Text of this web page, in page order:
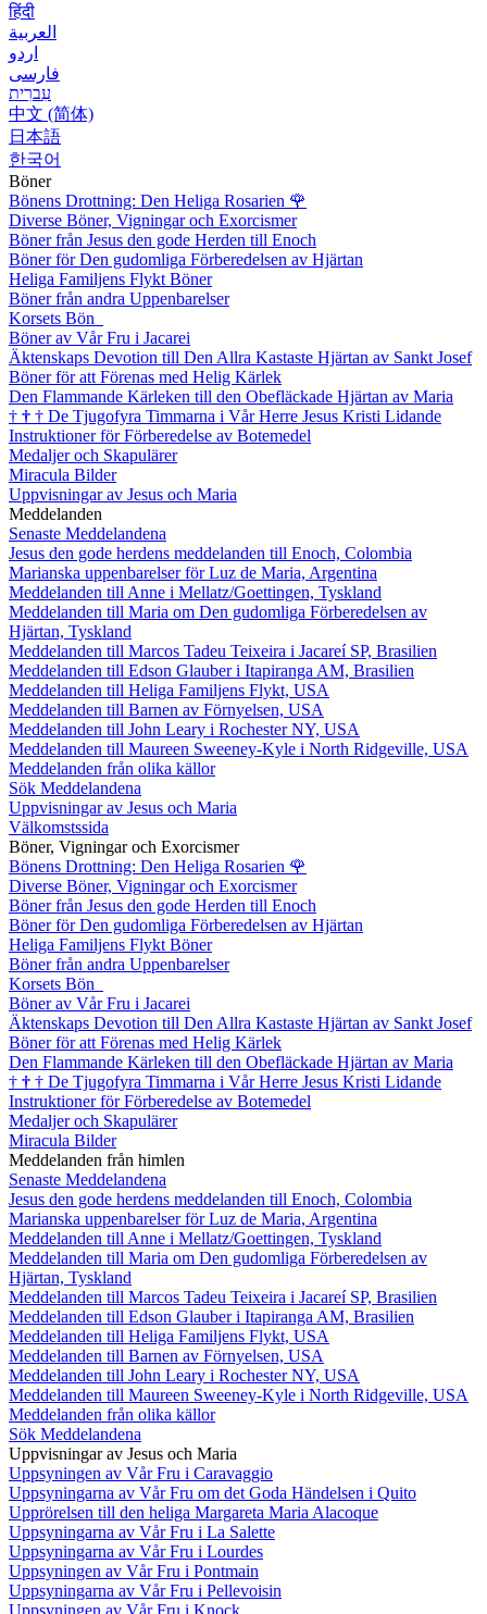
हिंदी
العربية
اردو
فارسی
עִברִית
中文 (简体)
日本語
한국어
Böner
Bönens Drottning: Den Heliga Rosarien 🌹
Diverse Böner, Vigningar och Exorcismer
Böner från Jesus den gode Herden till Enoch
Böner för Den gudomliga Förberedelsen av Hjärtan
Heliga Familjens Flykt Böner
Böner från andra Uppenbarelser
Korsets Bön
Böner av Vår Fru i Jacarei
Äktenskaps Devotion till Den Allra Kastaste Hjärtan av Sankt Josef
Böner för att Förenas med Helig Kärlek
Den Flammande Kärleken till den Obefläckade Hjärtan av Maria
† † † De Tjugofyra Timmarna i Vår Herre Jesus Kristi Lidande
Instruktioner för Förberedelse av Botemedel
Medaljer och Skapulärer
Miracula Bilder
Uppvisningar av Jesus och Maria
Meddelanden
Senaste Meddelandena
Jesus den gode herdens meddelanden till Enoch, Colombia
Marianska uppenbarelser för Luz de Maria, Argentina
Meddelanden till Anne i Mellatz/Goettingen, Tyskland
Meddelanden till Maria om Den gudomliga Förberedelsen av
Hjärtan, Tyskland
Meddelanden till Marcos Tadeu Teixeira i Jacareí SP, Brasilien
Meddelanden till Edson Glauber i Itapiranga AM, Brasilien
Meddelanden till Heliga Familjens Flykt, USA
Meddelanden till Barnen av Förnyelsen, USA
Meddelanden till John Leary i Rochester NY, USA
Meddelanden till Maureen Sweeney-Kyle i North Ridgeville, USA
Meddelanden från olika källor
Sök Meddelandena
Uppvisningar av Jesus och Maria
Välkomstssida
Böner, Vigningar och Exorcismer
Bönens Drottning: Den Heliga Rosarien 🌹
Diverse Böner, Vigningar och Exorcismer
Böner från Jesus den gode Herden till Enoch
Böner för Den gudomliga Förberedelsen av Hjärtan
Heliga Familjens Flykt Böner
Böner från andra Uppenbarelser
Korsets Bön
Böner av Vår Fru i Jacarei
Äktenskaps Devotion till Den Allra Kastaste Hjärtan av Sankt Josef
Böner för att Förenas med Helig Kärlek
Den Flammande Kärleken till den Obefläckade Hjärtan av Maria
† † † De Tjugofyra Timmarna i Vår Herre Jesus Kristi Lidande
Instruktioner för Förberedelse av Botemedel
Medaljer och Skapulärer
Miracula Bilder
Meddelanden från himlen
Senaste Meddelandena
Jesus den gode herdens meddelanden till Enoch, Colombia
Marianska uppenbarelser för Luz de Maria, Argentina
Meddelanden till Anne i Mellatz/Goettingen, Tyskland
Meddelanden till Maria om Den gudomliga Förberedelsen av
Hjärtan, Tyskland
Meddelanden till Marcos Tadeu Teixeira i Jacareí SP, Brasilien
Meddelanden till Edson Glauber i Itapiranga AM, Brasilien
Meddelanden till Heliga Familjens Flykt, USA
Meddelanden till Barnen av Förnyelsen, USA
Meddelanden till John Leary i Rochester NY, USA
Meddelanden till Maureen Sweeney-Kyle i North Ridgeville, USA
Meddelanden från olika källor
Sök Meddelandena
Uppvisningar av Jesus och Maria
Uppsyningen av Vår Fru i Caravaggio
Uppsyningarna av Vår Fru om det Goda Händelsen i Quito
Upprörelsen till den heliga Margareta Maria Alacoque
Uppsyningarna av Vår Fru i La Salette
Uppsyningarna av Vår Fru i Lourdes
Uppsyningen av Vår Fru i Pontmain
Uppsyningarna av Vår Fru i Pellevoisin
Uppsyningen av Vår Fru i Knock